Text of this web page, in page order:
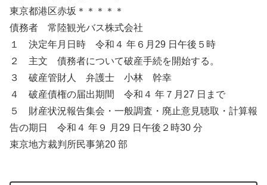
東京都港区赤坂＊＊＊＊＊
債務者 常陸観光バス株式会社
１ 決定年月日時 令和４ 年６月29 日午後５時
２ 主文 債務者について破産手続を開始する。
３ 破産管財人 弁護士 小林 幹幸
４ 破産債権の届出期間 令和４ 年７月27 日まで
５ 財産状況報告集会・一般調査・廃止意見聴取・計算報
告の期日 令和４ 年９ 月29 日午後２時30 分
束京地方裁判所民事第20 部